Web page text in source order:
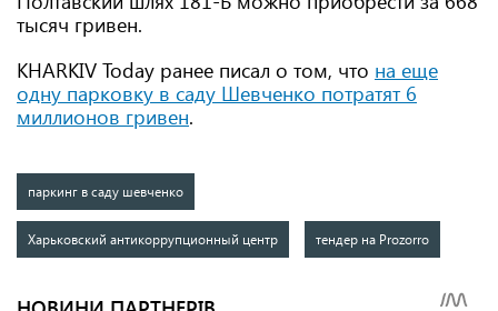
тысяч гривен.
KHARKIV Today ранее писал о том, что на еще
одну парковку в саду Шевченко потратят 6
миллионов гривен.
паркинг в саду шевченко
Харьковский антикоррупционный центр тендер на Prozorro